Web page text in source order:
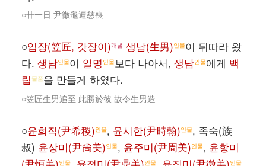
○卄一日 尹徵龜遭慈喪
○입장(笠匠, 갓장이)개념 생남(生男)인물이 뒤따라 왔
다. 생남인물이 일명 인물 보다 나아서, 생남인물에게 백
립 물품을 만들게 하였다.
○笠匠生男追至 此勝於彼 故令生男造
○윤희직(尹希稷)인물, 윤시한(尹時翰)인물, 족숙(族
叔) 윤상미(尹尙美)인물, 윤주미(尹周美)인물, 윤항미
인물 인물 인물